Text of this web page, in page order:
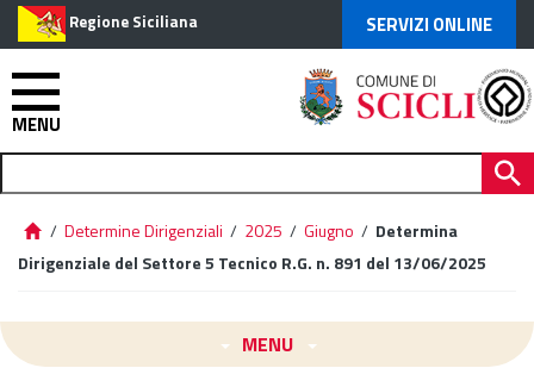
Regione Siciliana SERVIZI ONLINE
MENU
/ Determine Dirigenziali / 2025 / Giugno / Determina
Dirigenziale del Settore 5 Tecnico R.G. n. 891 del 13/06/2025
MENU